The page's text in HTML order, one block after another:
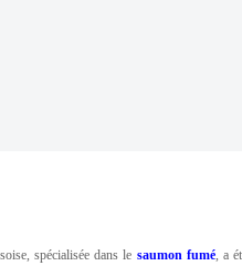
spécialisée dans le saumon fumé, a